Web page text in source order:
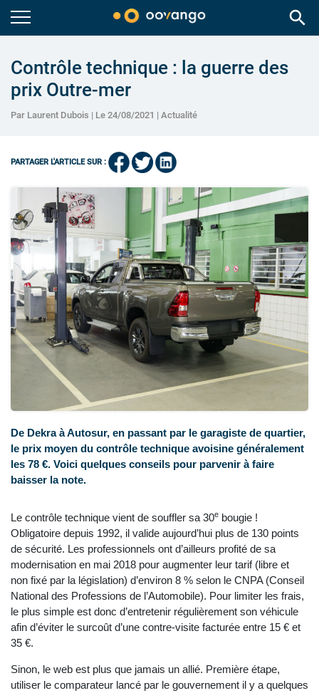
search
Contrôle technique : la guerre des
prix Outre-mer
Par Laurent Dubois | Le 24/08/2021 | Actualité
PARTAGER L'ARTICLE SUR :
De Dekra à Autosur, en passant par le garagiste de quartier,
le prix moyen du contrôle technique avoisine généralement
les 78 €. Voici quelques conseils pour parvenir à faire
baisser la note.
Le contrôle technique vient de souffler sa 30e bougie !
Obligatoire depuis 1992, il valide aujourd’hui plus de 130 points
de sécurité. Les professionnels ont d’ailleurs profité de sa
modernisation en mai 2018 pour augmenter leur tarif (libre et
non fixé par la législation) d’environ 8 % selon le CNPA (Conseil
National des Professions de l’Automobile). Pour limiter les frais,
le plus simple est donc d’entretenir régulièrement son véhicule
afin d’éviter le surcoût d’une contre-visite facturée entre 15 € et
35 €.
Sinon, le web est plus que jamais un allié. Première étape,
utiliser le comparateur lancé par le gouvernement il y a quelques